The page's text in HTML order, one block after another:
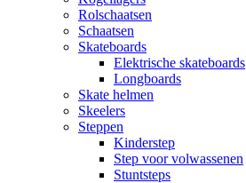
Rolschaatsen
Schaatsen
Skateboards
Elektrische skateboards
Longboards
Skate helmen
Skeelers
Steppen
Kinderstep
Step voor volwassenen
Stuntsteps